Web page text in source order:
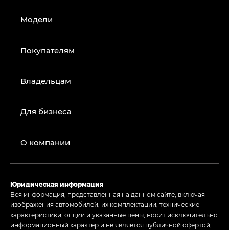
Модели
Покупателям
Владельцам
Для бизнеса
О компании
Юридическая информация
Вся информация, представленная на данном сайте, включая
изображения автомобилей, их комплектации, технические
характеристики, опции и указанные цены, носит исключительно
информационный характер и не является публичной офертой,